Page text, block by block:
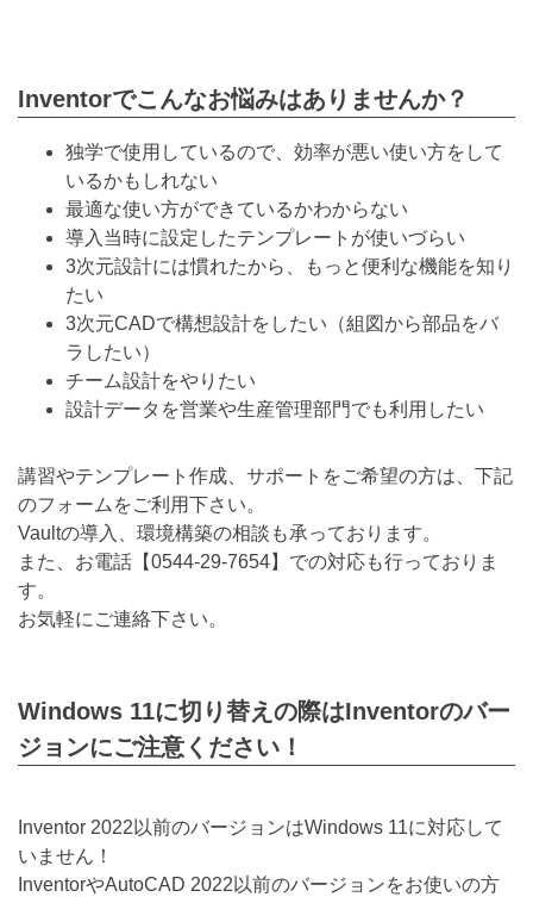
Inventorでこんなお悩みはありませんか？
独学で使用しているので、効率が悪い使い方をして
いるかもしれない
最適な使い方ができているかわからない
導入当時に設定したテンプレートが使いづらい
3次元設計には慣れたから、もっと便利な機能を知り
たい
3次元CADで構想設計をしたい（組図から部品をバ
ラしたい）
チーム設計をやりたい
設計データを営業や生産管理部門でも利用したい
講習やテンプレート作成、サポートをご希望の方は、下記
のフォームをご利用下さい。
Vaultの導入、環境構築の相談も承っております。
また、お電話【0544-29-7654】での対応も行っておりま
す。
お気軽にご連絡下さい。
Windows 11に切り替えの際はInventorのバー
ジョンにご注意ください！
Inventor 2022以前のバージョンはWindows 11に対応して
いません！
InventorやAutoCAD 2022以前のバージョンをお使いの方